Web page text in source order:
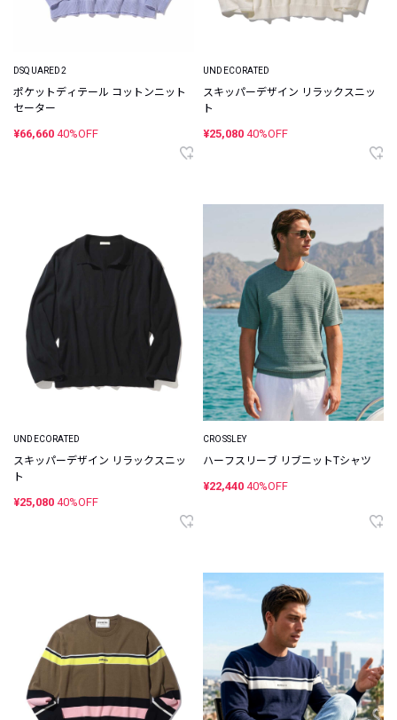
DSQUARED2
ポケットディテール コットンニット
セーター
¥66,660 40%OFF
UNDECORATED
スキッパーデザイン リラックスニッ
ト
¥25,080 40%OFF
UNDECORATED
スキッパーデザイン リラックスニッ
ト
¥25,080 40%OFF
CROSSLEY
ハーフスリーブ リブニットTシャツ
¥22,440 40%OFF